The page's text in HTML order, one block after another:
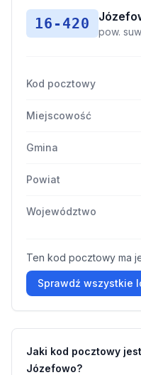
16-420 pow.
Kod pocztowy
Miejscowość
Gmina
Powiat
Województwo
Ten kod pocztowy ma
Sprawdź wszystkie
Jaki kod pocztowy
Józefowo?